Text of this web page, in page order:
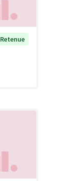
Retenue